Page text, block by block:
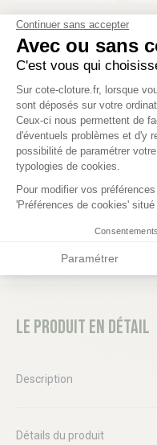
Les produits
Poteau T Gamme
5,17 €
Le produit en détail
Description
Détails du produit
Continuer sans accepter
Avec ou sans
C'est vous qui
Plateforme de
Sur cote-cloture.fr, lorsque
sont déposés sur votre
Ceux-ci nous permettent de
d'éventuels problèmes et d'y
possibilité de paramétrer
typologies de cookies.
Pour modifier vos
'Préférences de cookies'
Paramétrer